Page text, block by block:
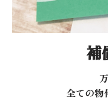
補
全ての物